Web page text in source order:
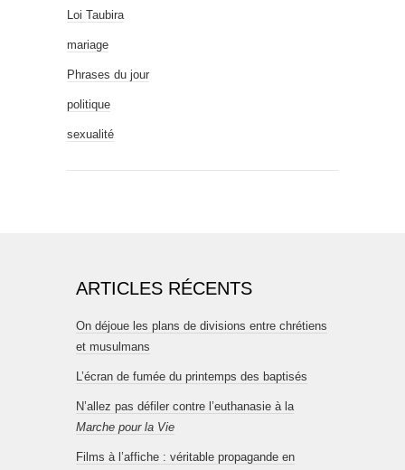
Loi Taubira
mariage
Phrases du jour
politique
sexualité
ARTICLES RÉCENTS
On déjoue les plans de divisions entre chrétiens
et musulmans
L’écran de fumée du printemps des baptisés
N’allez pas défiler contre l’euthanasie à la
Marche pour la Vie
Films à l’affiche : véritable propagande en